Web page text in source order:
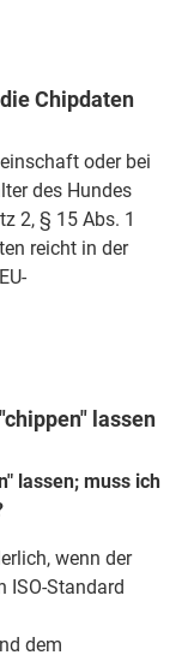
Chipdaten
oder bei
des Hundes
2, § 15 Abs. 1
reicht in der
lassen
lassen; muss ich
wenn der
ISO-Standard
dem